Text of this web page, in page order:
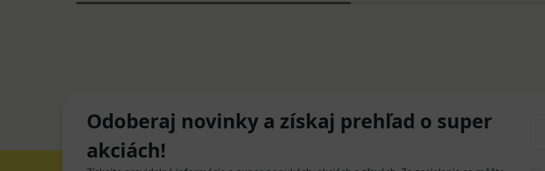
Odoberaj novinky a získaj prehľad o super
akciách!